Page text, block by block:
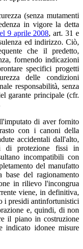
(senza mutamenti
in vigore la detta
9 aprile 2008, art. 31 e
ed indirizzo. Ciò,
che il predetto,
fornendo indicazioni
specifici progetti
delle condizioni
responsabilità, senza
garante principale (cfr.
di aver fornito
con i canoni della
accidentali dall'alto,
di protezione fissi in
incompatibili con
del manufatto
base del ragionamento
in rilievo l'incongrua
viene, in definitiva,
i presidi antinfortunistici
e, quindi, di non
il piano in costruzione
indicato idonee misure